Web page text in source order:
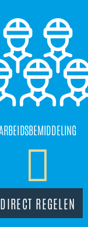
DIRECT REGELEN